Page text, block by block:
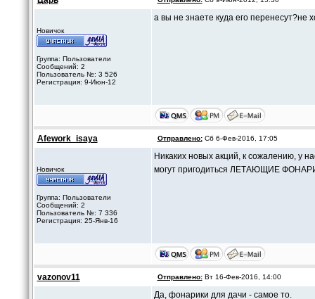
Новичок
Группа: Пользователи
Сообщений: 2
Пользователь №: 3 526
Регистрация: 9-Июн-12
а вы не знаете куда его перенесут?не
Afework_isaya Отправлено:Сб 6-Фев-2016, 17:05
Новичок
Группа: Пользователи
Сообщений: 2
Пользователь №: 7 336
Регистрация: 25-Янв-16
Никаких новых акций, к сожалению, у
могут пригодиться ЛЕТАЮЩИЕ
vazonov11 Отправлено:Вт 16-Фев-2016, 14:00
Да, фонарики для дачи - самое то.